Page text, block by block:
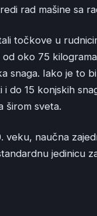
rad mašine sa
točkove u
oko 75 kilograma
snaga. Iako je to
do 15 konjskih
širom sveta.
naučna
jedinicu